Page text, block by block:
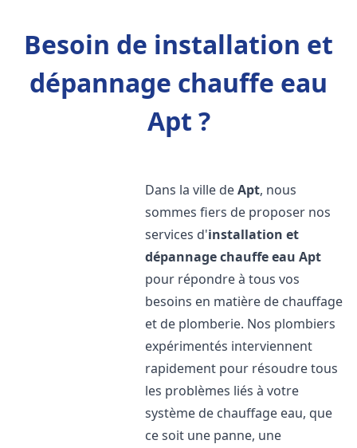
Besoin de installation et
dépannage chauffe eau
Apt ?
Dans la ville deApt, nous
sommes fiers de proposer nos
services d'installation et
dépannage chauffe eau Apt
pour répondre à tous vos
besoins en matière de chauffage
et de plomberie. Nos plombiers
expérimentés interviennent
rapidement pour résoudre tous
les problèmes liés à votre
système de chauffage eau, que
ce soit une panne, une